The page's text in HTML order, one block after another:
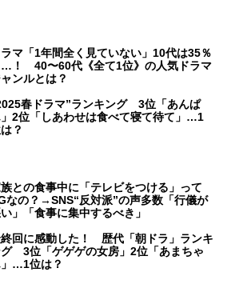
ラマ「1年間全く見ていない」10代は35％
…！ 40〜60代《全て1位》の人気ドラマ
ンルとは？
春ドラマ”ランキング 3位「あんぱ
2位「しあわせは食べて寝て待て」…1
？
との食事中に「テレビをつける」って
なの？→SNS“反対派”の声多数「行儀が
」「食事に集中するべき」
回に感動した！ 歴代「朝ドラ」ランキ
3位「ゲゲゲの女房」2位「あまちゃ
…1位は？